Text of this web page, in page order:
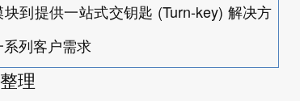
块到提供一站式交钥匙 (Turn-key) 解决方
系列客户需求
理